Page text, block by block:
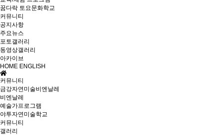
꿈다락 토요문화학교
커뮤니티
공지사항
주요뉴스
포토갤러리
동영상갤러리
아카이브
HOME ENGLISH
커뮤니티
금강자연미술비엔날레
비엔날레
예술가프로그램
야투자연미술학교
커뮤니티
갤러리